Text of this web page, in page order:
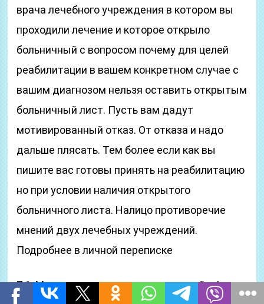
врача лечебного учреждения в котором вы
проходили лечение и которое открыло
больничный с вопросом почему для целей
реабилитации в вашем конкретном случае с
вашим диагнозом нельзя оставить открытым
больничный лист. Пусть вам дадут
мотивированный отказ. От отказа и надо
дальше плясать. Тем более если как вы
пишите вас готовы принять на реабилитацию
но при условии наличия открытого
больничного листа. Налицо противоречие
мнений двух лечебных учреждений.
Подробнее в личной переписке
7.1. Марина семьянинова, здравствуйте!